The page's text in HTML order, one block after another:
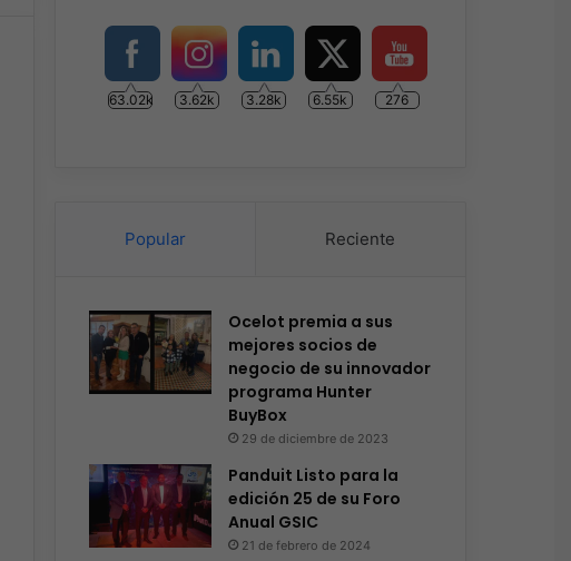
63.02k 3.62k 3.28k 6.55k 276
Popular Reciente
Ocelot premia a sus
mejores socios de
negocio de su innovador
programa Hunter
BuyBox
29 de diciembre de 2023
Panduit Listo para la
edición 25 de su Foro
Anual GSIC
21 de febrero de 2024